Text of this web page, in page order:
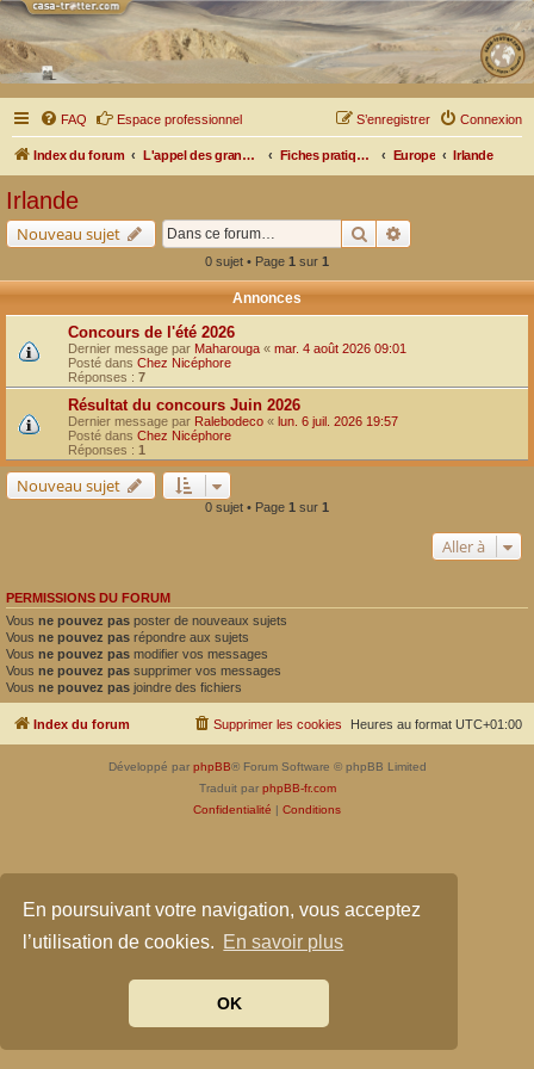
En poursuivant votre navigation, vous acceptez
l’utilisation de cookies. En savoir plus
OK
FAQ Espace professionnel Connexion
S’enregistrer
Index du forum L'appel des grands espaces Fiches pratiques par pays, pistes et bivouacs Europe Irlande
Irlande
Nouveau sujet Rechercher
0 sujet • Page 1 sur 1
Annonces
Concours de l'été 2026
Dernier message par Maharouga « mar. 4 août 2026 09:01
Posté dans Chez Nicéphore
Réponses : 7
Résultat du concours Juin 2026
Dernier message par Ralebodeco « lun. 6 juil. 2026 19:57
Posté dans Chez Nicéphore
Réponses : 1
Nouveau sujet
0 sujet • Page 1 sur 1
Aller à
PERMISSIONS DU FORUM
Vous ne pouvez pas poster de nouveaux sujets
Vous ne pouvez pas répondre aux sujets
Vous ne pouvez pas modifier vos messages
Vous ne pouvez pas supprimer vos messages
Vous ne pouvez pas joindre des fichiers
Index du forum Heures au format UTC+01:00
Supprimer les cookies
Développé par phpBB® Forum Software © phpBB Limited
Traduit par phpBB-fr.com
Confidentialité | Conditions